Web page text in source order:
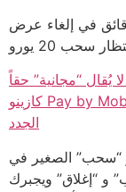
هو السبب في أنني أفضّل أن أضيع 5 دقائق في إلغاء عرض
يُقال “مجانية” حقاً
كازينو Pay by Mobile بونص بدون إيداع: الفخ الأكبر للمدمنين
الجدد
“سحب” الصغير في
و “إغلاق” ويجبرك